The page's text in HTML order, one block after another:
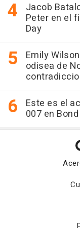
Jacob
Peter en el
Day
Emily
odisea de
Este es el
007 en